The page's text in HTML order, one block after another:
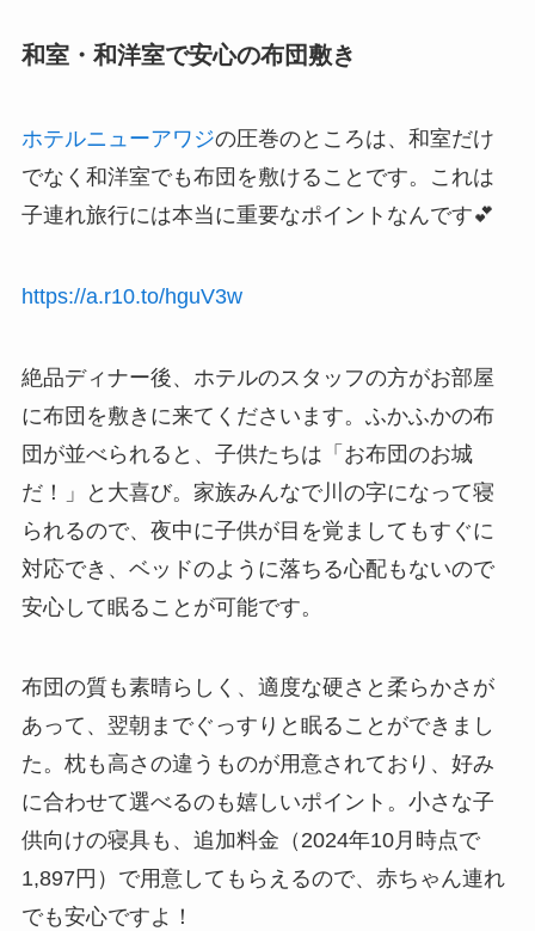
和室・和洋室で安心の布団敷き
ホテルニューアワジの圧巻のところは、和室だけ
でなく和洋室でも布団を敷けることです。これは
子連れ旅行には本当に重要なポイントなんです💕
https://a.r10.to/hguV3w
絶品ディナー後、ホテルのスタッフの方がお部屋
に布団を敷きに来てくださいます。ふかふかの布
団が並べられると、子供たちは「お布団のお城
だ！」と大喜び。家族みんなで川の字になって寝
られるので、夜中に子供が目を覚ましてもすぐに
対応でき、ベッドのように落ちる心配もないので
安心して眠ることが可能です。
布団の質も素晴らしく、適度な硬さと柔らかさが
あって、翌朝までぐっすりと眠ることができまし
た。枕も高さの違うものが用意されており、好み
に合わせて選べるのも嬉しいポイント。小さな子
供向けの寝具も、追加料金（2024年10月時点で
1,897円）で用意してもらえるので、赤ちゃん連れ
でも安心ですよ！